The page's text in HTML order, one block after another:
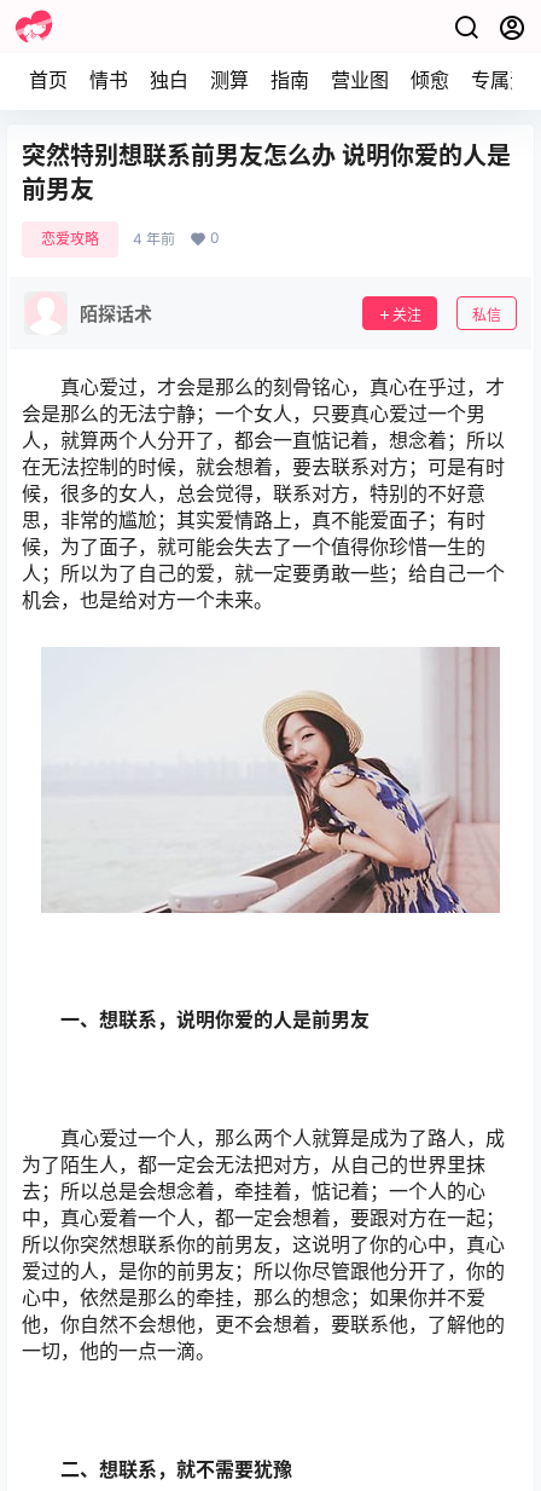
首页 情书 独白 测算 指南 营业图 倾愈 专属资
突然特别想联系前男友怎么办 说明你爱的人是
前男友
恋爱攻略 4 年前 0
陌探话术 关注 私信
真心爱过，才会是那么的刻骨铭心，真心在乎过，才
会是那么的无法宁静；一个女人，只要真心爱过一个男
人，就算两个人分开了，都会一直惦记着，想念着；所以
在无法控制的时候，就会想着，要去联系对方；可是有时
候，很多的女人，总会觉得，联系对方，特别的不好意
思，非常的尴尬；其实爱情路上，真不能爱面子；有时
候，为了面子，就可能会失去了一个值得你珍惜一生的
人；所以为了自己的爱，就一定要勇敢一些；给自己一个
机会，也是给对方一个未来。
一、想联系，说明你爱的人是前男友
真心爱过一个人，那么两个人就算是成为了路人，成
为了陌生人，都一定会无法把对方，从自己的世界里抹
去；所以总是会想念着，牵挂着，惦记着；一个人的心
中，真心爱着一个人，都一定会想着，要跟对方在一起；
所以你突然想联系你的前男友，这说明了你的心中，真心
爱过的人，是你的前男友；所以你尽管跟他分开了，你的
心中，依然是那么的牵挂，那么的想念；如果你并不爱
他，你自然不会想他，更不会想着，要联系他，了解他的
一切，他的一点一滴。
二、想联系，就不需要犹豫